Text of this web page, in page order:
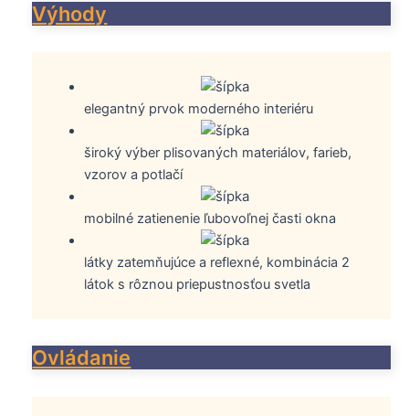
Výhody
elegantný prvok moderného interiéru
široký výber plisovaných materiálov, farieb,
vzorov a potlačí
mobilné zatienenie ľubovoľnej časti okna
látky zatemňujúce a reflexné, kombinácia 2
látok s rôznou priepustnosťou svetla
Ovládanie